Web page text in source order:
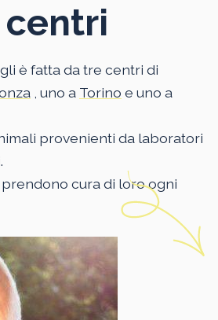
centri
è fatta da tre centri di
, uno a Torino e uno a
provenienti da laboratori
cura di loro ogni